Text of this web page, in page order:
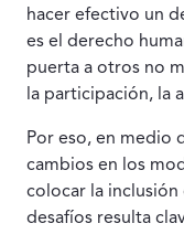
hacer efectivo un
es el derecho
puerta a otros no
la participación, la
Por eso, en medio
cambios en los
colocar la
desafíos resulta